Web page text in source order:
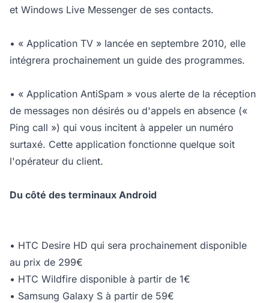
et Windows Live Messenger de ses contacts.
• « Application TV » lancée en septembre 2010, elle
intégrera prochainement un guide des programmes.
• « Application AntiSpam » vous alerte de la réception
de messages non désirés ou d'appels en absence («
Ping call ») qui vous incitent à appeler un numéro
surtaxé. Cette application fonctionne quelque soit
l'opérateur du client.
Du côté des terminaux Android
• HTC Desire HD qui sera prochainement disponible
au prix de 299€
• HTC Wildfire disponible à partir de 1€
• Samsung Galaxy S à partir de 59€